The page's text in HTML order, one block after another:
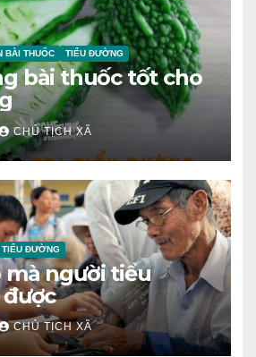
BÀI THUỐC TIỂU ĐƯỜNG
bài thuốc tốt cho
CHỦ TỊCH XÃ
TIỂU ĐƯỜNG
mà người tiểu
CHỦ TỊCH XÃ